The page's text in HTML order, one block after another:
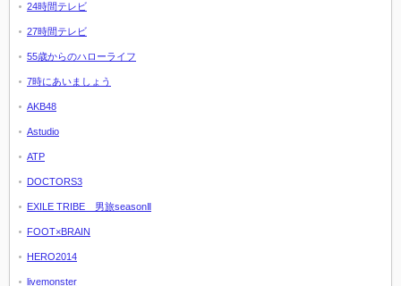
24時間テレビ
27時間テレビ
55歳からのハローライフ
7時にあいましょう
AKB48
Astudio
ATP
DOCTORS3
EXILE TRIBE 男旅seasonⅡ
FOOT×BRAIN
HERO2014
livemonster